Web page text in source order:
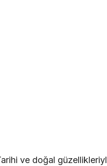
ve doğal